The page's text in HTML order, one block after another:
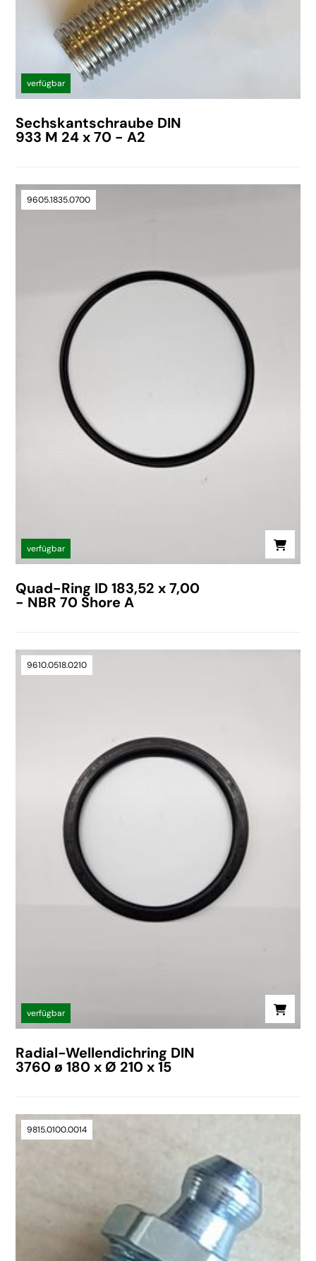
verfügbar
Sechskantschraube DIN
933 M 24 x 70 - A2
9605.1835.0700
verfügbar
Quad-Ring ID 183,52 x 7,00
- NBR 70 Shore A
9610.0518.0210
verfügbar
Radial-Wellendichring DIN
3760 ø 180 x Ø 210 x 15
9815.0100.0014